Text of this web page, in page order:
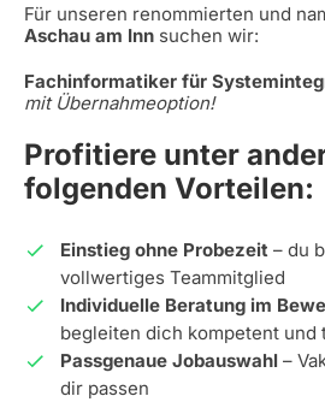
Für unseren renommierten und
Aschau am Inn suchen wir:
Fachinformatiker für
mit Übernahmeoption!
Profitiere unter
folgenden Vorteilen:
Einstieg ohne Probezeit – du
vollwertiges Teammitglied
Individuelle Beratung im
begleiten dich kompetent und
Passgenaue Jobauswahl –
dir passen